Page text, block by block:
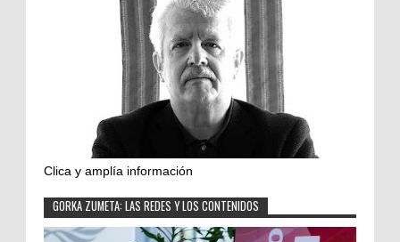
Clica y amplía información
GORKA ZUMETA: LAS REDES Y LOS CONTENIDOS